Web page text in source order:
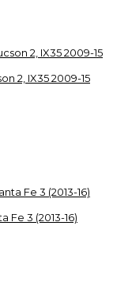
2, IX35 2009-15
Fe 3 (2013-16)